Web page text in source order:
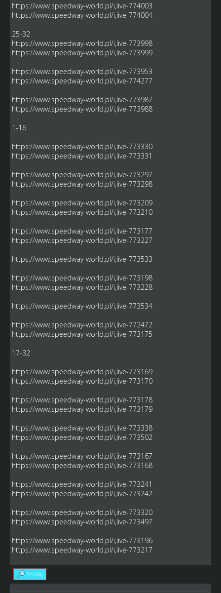
https://www.speedway-world.pl/i,live-774003
https://www.speedway-world.pl/i,live-774004
25-32
https://www.speedway-world.pl/i,live-773998
https://www.speedway-world.pl/i,live-773999
https://www.speedway-world.pl/i,live-773953
https://www.speedway-world.pl/i,live-774277
https://www.speedway-world.pl/i,live-773987
https://www.speedway-world.pl/i,live-773988
1-16
https://www.speedway-world.pl/i,live-773330
https://www.speedway-world.pl/i,live-773331
https://www.speedway-world.pl/i,live-773297
https://www.speedway-world.pl/i,live-773298
https://www.speedway-world.pl/i,live-773209
https://www.speedway-world.pl/i,live-773210
https://www.speedway-world.pl/i,live-773177
https://www.speedway-world.pl/i,live-773227
https://www.speedway-world.pl/i,live-773533
https://www.speedway-world.pl/i,live-773198
https://www.speedway-world.pl/i,live-773228
https://www.speedway-world.pl/i,live-773534
https://www.speedway-world.pl/i,live-772472
https://www.speedway-world.pl/i,live-773175
17-32
https://www.speedway-world.pl/i,live-773169
https://www.speedway-world.pl/i,live-773170
https://www.speedway-world.pl/i,live-773178
https://www.speedway-world.pl/i,live-773179
https://www.speedway-world.pl/i,live-773338
https://www.speedway-world.pl/i,live-773502
https://www.speedway-world.pl/i,live-773167
https://www.speedway-world.pl/i,live-773168
https://www.speedway-world.pl/i,live-773241
https://www.speedway-world.pl/i,live-773242
https://www.speedway-world.pl/i,live-773320
https://www.speedway-world.pl/i,live-773497
https://www.speedway-world.pl/i,live-773196
https://www.speedway-world.pl/i,live-773217
Szukaj